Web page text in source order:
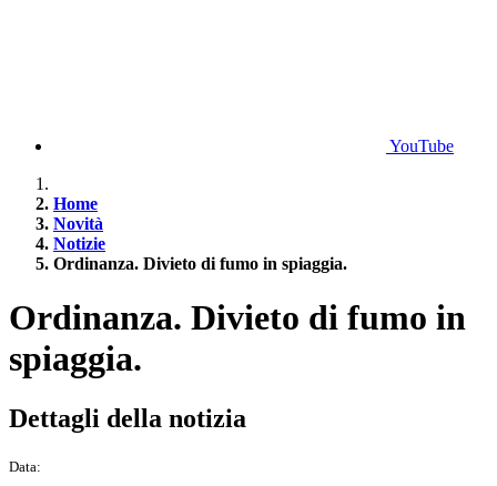
YouTube
Home
Novità
Notizie
Ordinanza. Divieto di fumo in spiaggia.
Ordinanza. Divieto di fumo in
spiaggia.
Dettagli della notizia
Data: